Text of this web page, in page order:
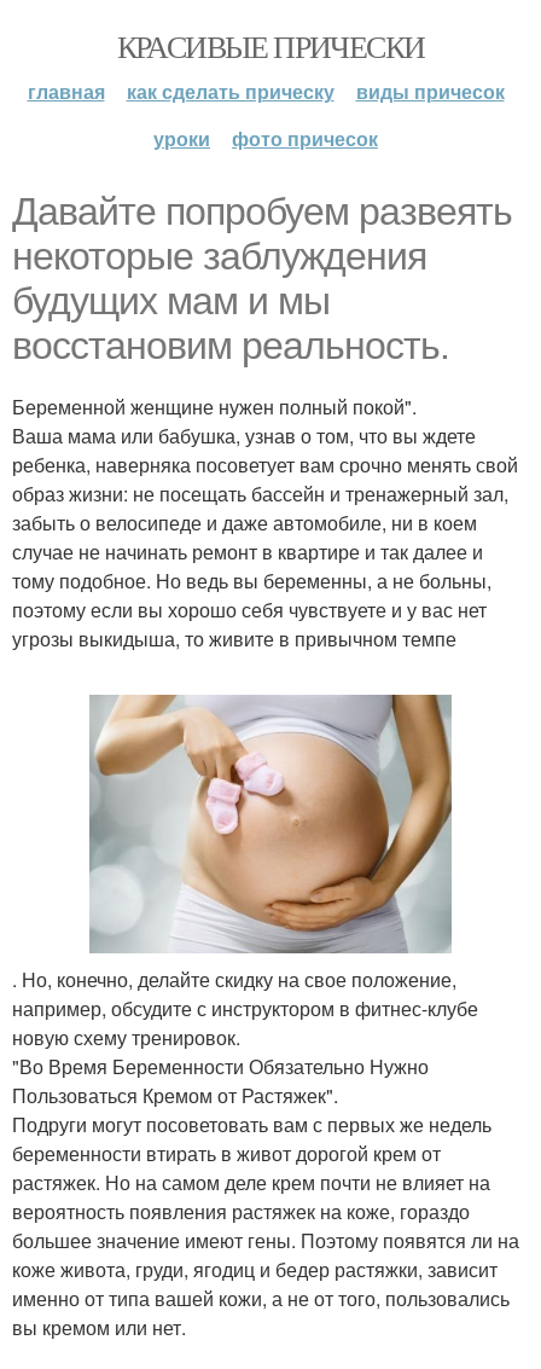
КРАСИВЫЕ ПРИЧЕСКИ
главная как сделать прическу
виды причесок
уроки
фото причесок
Давайте попробуем развеять
некоторые заблуждения
будущих мам и мы
восстановим реальность.
Беременной женщине нужен полный покой".
Ваша мама или бабушка, узнав о том, что вы ждете
ребенка, наверняка посоветует вам срочно менять свой
образ жизни: не посещать бассейн и тренажерный зал,
забыть о велосипеде и даже автомобиле, ни в коем
случае не начинать ремонт в квартире и так далее и
тому подобное. Но ведь вы беременны, а не больны,
поэтому если вы хорошо себя чувствуете и у вас нет
угрозы выкидыша, то живите в привычном темпе
. Но, конечно, делайте скидку на свое положение,
например, обсудите с инструктором в фитнес-клубе
новую схему тренировок.
"Во Время Беременности Обязательно Нужно
Пользоваться Кремом от Растяжек".
Подруги могут посоветовать вам с первых же недель
беременности втирать в живот дорогой крем от
растяжек. Но на самом деле крем почти не влияет на
вероятность появления растяжек на коже, гораздо
большее значение имеют гены. Поэтому появятся ли на
коже живота, груди, ягодиц и бедер растяжки, зависит
именно от типа вашей кожи, а не от того, пользовались
вы кремом или нет.